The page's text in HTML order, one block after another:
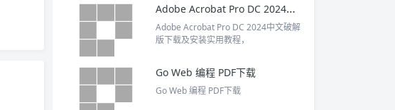
Adobe Acrobat Pro DC 2024中文破解版下载及安装实用教程
Adobe Acrobat Pro DC 2024中文破解
版下载及安装实用教程，
Go Web 编程 PDF下载
Go Web 编程 PDF下载